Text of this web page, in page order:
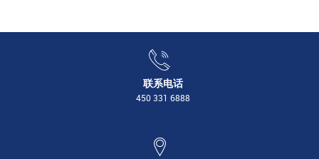
联系电话
450 331 6888